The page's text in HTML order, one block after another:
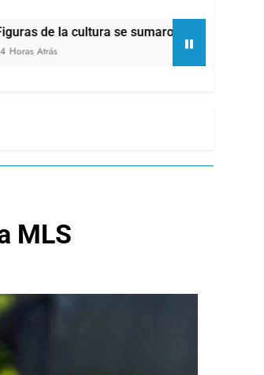
se sumaron a la marcha frente al Congreso
MLS